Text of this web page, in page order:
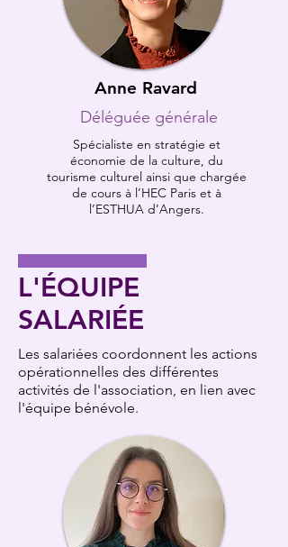
Anne Ravard
Déléguée générale
Spécialiste en stratégie et
économie de la culture, du
tourisme culturel ainsi que chargée
de cours à l’HEC Paris et à
l’ESTHUA d’Angers.
L'ÉQUIPE
SALARIÉE
Les salariées coordonnent les actions
opérationnelles des différentes
activités de l'association, en lien avec
l'équipe bénévole.